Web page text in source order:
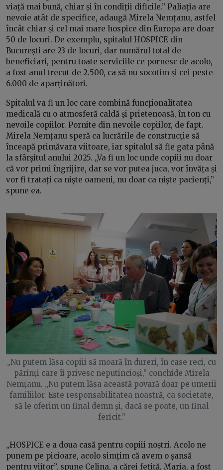
viață mai bună, chiar și în condiții dificile.” Paliația are
nevoie atât de specifice, adaugă Mirela Nemțanu, astfel
încât chiar și cel mai mare hospice din Europa are doar
50 de locuri. De exemplu, spitalul HOSPICE din
București are 23 de locuri, dar numărul total de
beneficiari, pentru toate serviciile ce pornesc de acolo,
a fost anul trecut de 2.500, ca să nu socotim și cei peste
6.000 de aparținători.
Spitalul va fi un loc care combină funcționalitatea
medicală cu o atmosferă caldă și prietenoasă, în ton cu
nevoile copiilor. Pornite din nevoile copiilor, de fapt.
Mirela Nemțanu speră ca lucrările de construcție să
înceapă primăvara viitoare, iar spitalul să fie gata până
la sfârșitul anului 2025. „Va fi un loc unde copiii nu doar
că vor primi îngrijire, dar se vor putea juca, vor învăța și
vor fi tratați ca niște oameni, nu doar ca niște pacienți,”
spune ea.
„Nu putem lăsa copiii să moară în dureri, în case reci, cu
părinți care îi privesc neputincioși,” conchide Mirela
Nemțanu. „Nu putem lăsa această povară doar pe umerii
familiilor. Este responsabilitatea noastră, ca societate,
să le oferim un final demn și, dacă se poate, un final
fericit.”
„HOSPICE e a doua casă pentru copiii noștri. Acolo ne
punem pe picioare, acolo simțim că avem o șansă
pentru viitor”, spune Celina, a cărei fetiță, Maria, a fost